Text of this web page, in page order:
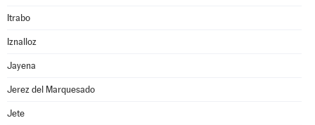
Itrabo
Iznalloz
Jayena
Jerez del Marquesado
Jete